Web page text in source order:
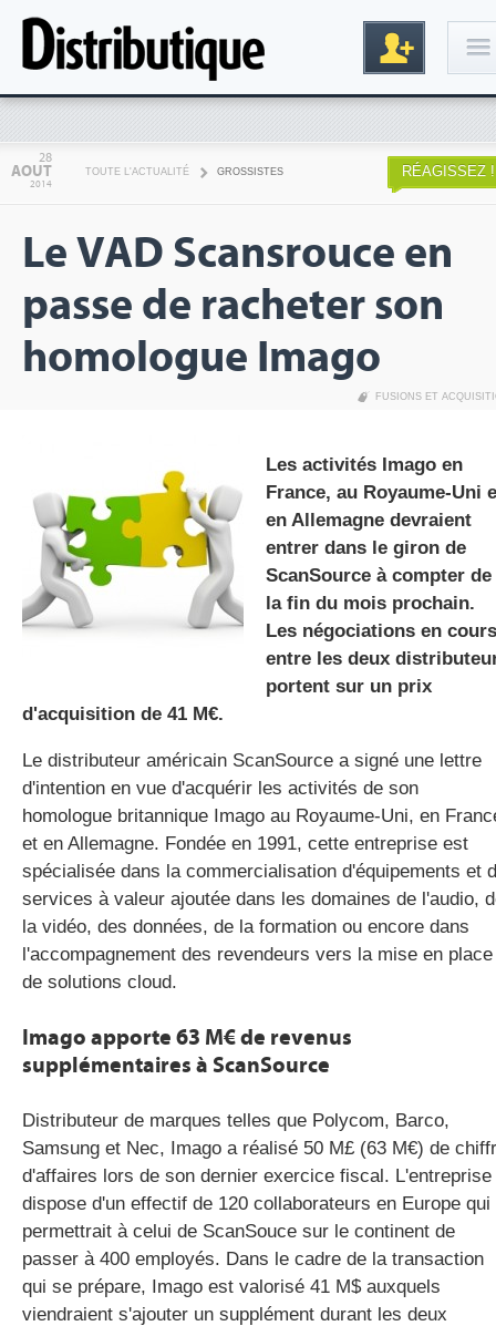
Inscription
gratuite
28
AOUT
2014
TOUTE L'ACTUALITÉ GROSSISTES RÉAGISSEZ !
Le VAD Scansrouce en
passe de racheter son
homologue Imago
FUSIONS ET
Les activités Imago en
France, au Royaume-Uni
en Allemagne devraient
entrer dans le giron de
ScanSource à compter de
la fin du mois prochain.
Les négociations en cours
entre les deux
portent sur un prix
d'acquisition de 41 M€.
Le distributeur américain ScanSource a signé une lettre
d'intention en vue d'acquérir les activités de son
homologue britannique Imago au Royaume-Uni, en
et en Allemagne. Fondée en 1991, cette entreprise est
spécialisée dans la commercialisation d'équipements et
services à valeur ajoutée dans les domaines de l'audio,
la vidéo, des données, de la formation ou encore dans
l'accompagnement des revendeurs vers la mise en place
de solutions cloud.
Imago apporte 63 M€ de revenus
supplémentaires à ScanSource
Distributeur de marques telles que Polycom, Barco,
Samsung et Nec, Imago a réalisé 50 M£ (63 M€) de
d'affaires lors de son dernier exercice fiscal. L'entreprise
dispose d'un effectif de 120 collaborateurs en Europe qui
permettrait à celui de ScanSouce sur le continent de
passer à 400 employés. Dans le cadre de la transaction
qui se prépare, Imago est valorisé 41 M$ auxquels
viendraient s'ajouter un supplément durant les deux